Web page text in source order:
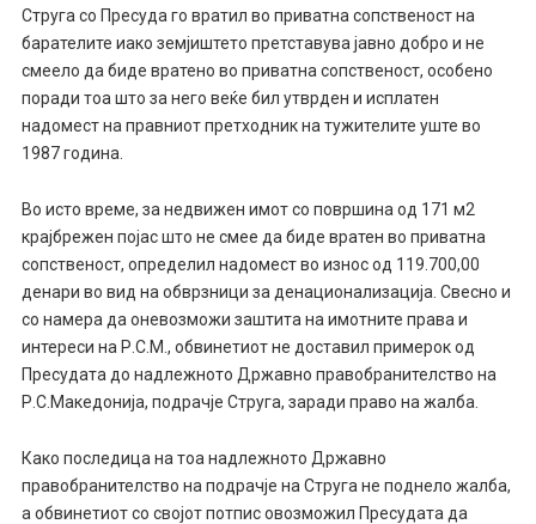
Струга со Пресуда го вратил во приватна сопственост на
барателите иако земјиштето претставува јавно добро и не
смеело да биде вратено во приватна сопственост, особено
поради тоа што за него веќе бил утврден и исплатен
надомест на правниот претходник на тужителите уште во
1987 година.
Во исто време, за недвижен имот со површина од 171 м2
крајбрежен појас што не смее да биде вратен во приватна
сопственост, определил надомест во износ од 119.700,00
денари во вид на обврзници за денационализација. Свесно и
со намера да оневозможи заштита на имотните права и
интереси на Р.С.М., обвинетиот не доставил примерок од
Пресудата до надлежното Државно правобранителство на
Р.С.Македонија, подрачје Струга, заради право на жалба.
Како последица на тоа надлежното Државно
правобранителство на подрачје на Струга не поднело жалба,
а обвинетиот со својот потпис овозможил Пресудата да